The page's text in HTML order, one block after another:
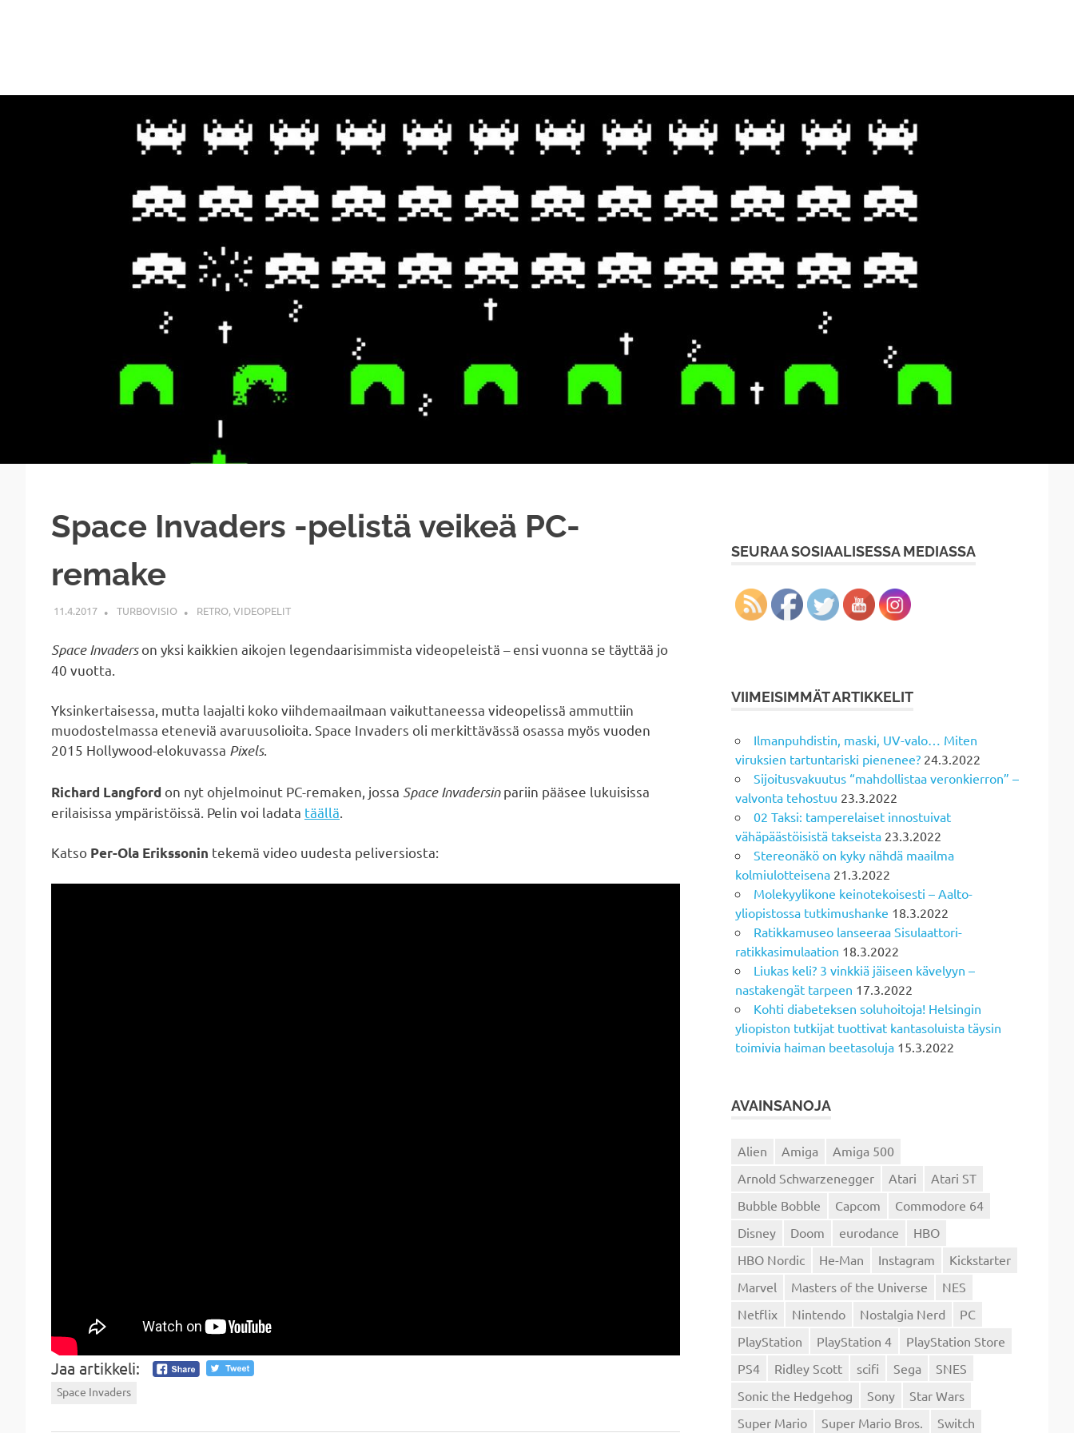
Space Invaders -pelistä veikeä PC-
remake
11.4.2017 TURBOVISIO RETRO,VIDEOPELIT
Space Invaderson yksi kaikkien aikojen legendaarisimmista videopeleistä – ensi vuonna se täyttää jo
40 vuotta.
Yksinkertaisessa, mutta laajalti koko viihdemaailmaan vaikuttaneessa videopelissä ammuttiin
muodostelmassa eteneviä avaruusolioita. Space Invaders oli merkittävässä osassa myös vuoden
2015 Hollywood-elokuvassa Pixels.
Richard Langford on nyt ohjelmoinut PC-remaken, jossa Space Invadersinpariin pääsee lukuisissa
erilaisissa ympäristöissä. Pelin voi ladata täällä
Katso Per-Ola Erikssonin tekemä video uudesta peliversiosta:
Jaa artikkeli:
Space Invaders
SEURAA SOSIAALISESSA MEDIASSA
VIIMEISIMMÄT ARTIKKELIT
Ilmanpuhdistin, maski, UV-valo… Miten
viruksien tartuntariski pienenee? 24.3.2022
Sijoitusvakuutus “mahdollistaa veronkierron” –
valvonta tehostuu 23.3.2022
02 Taksi: tamperelaiset innostuivat
vähäpäästöisistä takseista 23.3.2022
Stereonäkö on kyky nähdä maailma
kolmiulotteisena 21.3.2022
Molekyylikone keinotekoisesti – Aalto-
yliopistossa tutkimushanke 18.3.2022
Ratikkamuseo lanseeraa Sisulaattori-
ratikkasimulaation 18.3.2022
Liukas keli? 3 vinkkiä jäiseen kävelyyn –
nastakengät tarpeen 17.3.2022
Kohti diabeteksen soluhoitoja! Helsingin
yliopiston tutkijat tuottivat kantasoluista täysin
toimivia haiman beetasoluja 15.3.2022
AVAINSANOJA
Alien Amiga
Amiga 500
Arnold Schwarzenegger
Atari
Atari ST
Bubble Bobble
Capcom
Commodore 64
Disney
Doom eurodance
HBO
HBO Nordic
He-Man Instagram
Kickstarter
Marvel
Masters of the Universe
NES
Netflix
Nintendo Nostalgia Nerd
PC
PlayStation
PlayStation 4
PlayStation Store
PS4
Ridley Scott scifi Sega
SNES
Sonic the Hedgehog
Sony
Star Wars
Super Mario
Super Mario Bros. Switch